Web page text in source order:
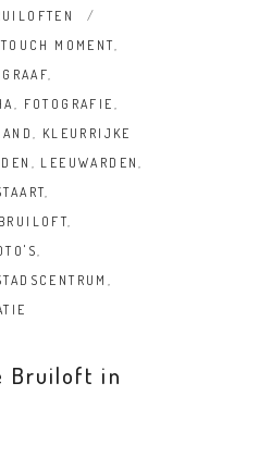
MOMENT,
,
, FOTOGRAFIE ,
, KLEURRIJKE
, LEEUWARDEN,
,
,
,
,
Bruiloft in